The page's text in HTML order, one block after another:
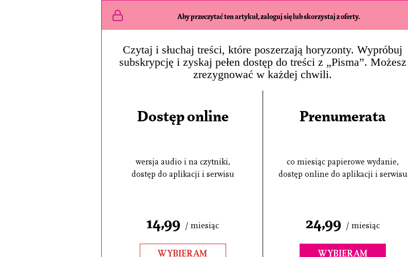
Aby przeczytać ten artykuł, zaloguj się lub skorzystaj z oferty.
Czytaj i słuchaj treści, które poszerzają horyzonty. Wypróbuj
subskrypcję i zyskaj pełen dostęp do treści z „Pisma”. Możesz
zrezygnować w każdej chwili.
Dostęp online
wersja audio i na czytniki,
dostęp do aplikacji i serwisu
14,99 / miesiąc
WYBIERAM
Prenumerata
co miesiąc papierowe wydanie,
dostęp online do aplikacji i serwisu
24,99 / miesiąc
WYBIERAM